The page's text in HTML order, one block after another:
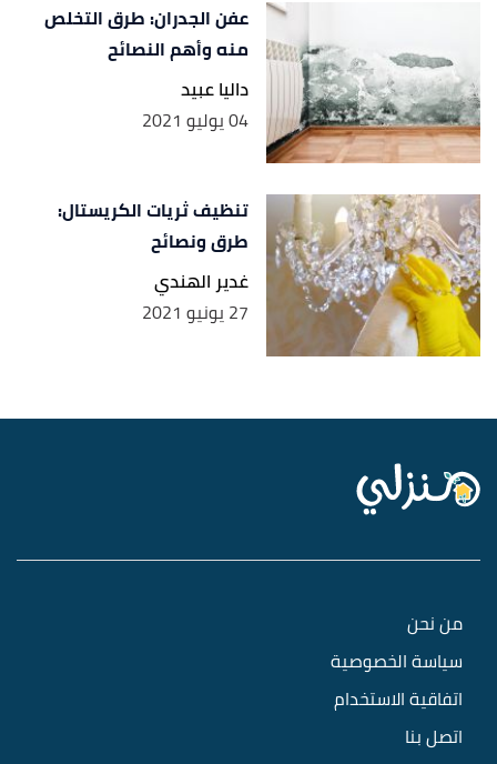
عفن الجدران: طرق التخلص
منه وأهم النصائح
داليا عبيد
04 يوليو 2021
تنظيف ثريات الكريستال:
طرق ونصائح
غدير الهندي
27 يونيو 2021
من نحن
سياسة الخصوصية
اتفاقية الاستخدام
اتصل بنا